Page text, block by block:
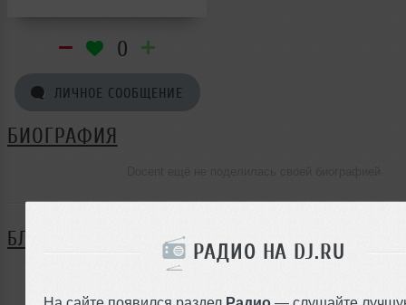
РАДИО НА DJ.RU
На сайте появился раздел Радио — слушайте
0
ЛИЧНОЕ СООБЩЕНИЕ
БИОГРАФИЯ
БЛОГ